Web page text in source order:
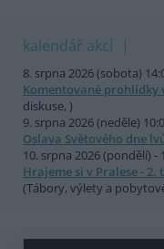
kalendář akcí
8. srpna 2026 (sobota)
Komentované prohlídky
diskuse, )
9. srpna 2026 (neděle)
Oslava Světového dne
10. srpna 2026 (pondělí) -
Hrajeme si v Pralese -
(Tábory, výlety a